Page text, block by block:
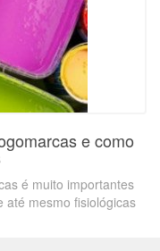
e como
é muito importantes
até mesmo fisiológicas